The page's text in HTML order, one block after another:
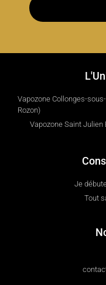
Vapozone Collonges-
Rozon)
Vapozone Saint Julien
Je
Tout